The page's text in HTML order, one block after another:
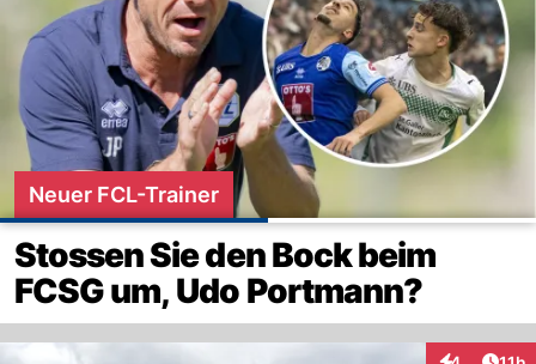
Neuer FCL-Trainer
Stossen Sie den Bock beim
FCSG um, Udo Portmann?